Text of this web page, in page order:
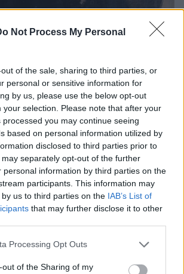
Not Process My Personal
of the sale, sharing to third parties, or
personal or sensitive information for
by us, please use the below opt-out
your selection. Please note that after your
you may continue seeing
based on personal information utilized by
disclosed to third parties prior to
separately opt-out of the further
personal information by third parties on the
participants. This information may
us to third parties on the IAB’s List of
that may further disclose it to other
website/app uses one or more Google
visit or usage behaviour. You may click to
Processing Opt Outs
out of the Sharing of my
και αρχικά ήταν
το μπριγκαντίνι του
είχε υποστεί σοβαρές
συγκυρία, μία από τις
δεν μπορούσε να
πλευρά του πλοίου που
Αν και είχε τα σήματα του